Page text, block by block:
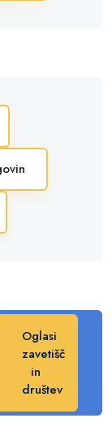
Oglasi
zavetišč
in
društev